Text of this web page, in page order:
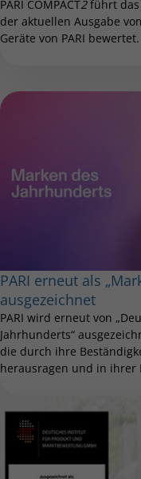
PARI COMPACT2führt das
der aktuellen Ausgabe
Geräte von PARI bewertet.
PARI erneut als
ausgezeichnet
PARI wird erneut von
Jahrhunderts“
die durch ihre
herausragen und in ihrer